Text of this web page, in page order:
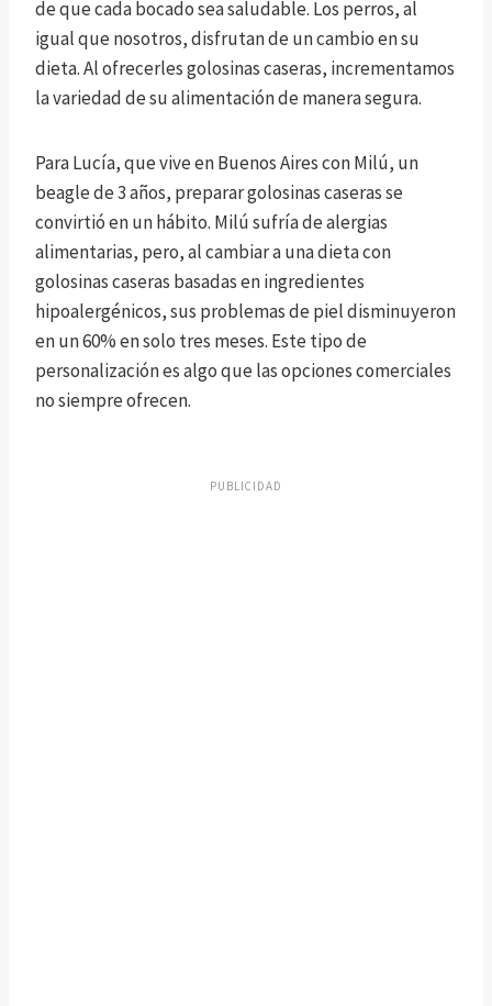
de que cada bocado sea saludable. Los perros, al
igual que nosotros, disfrutan de un cambio en su
dieta. Al ofrecerles golosinas caseras, incrementamos
la variedad de su alimentación de manera segura.
Para Lucía, que vive en Buenos Aires con Milú, un
beagle de 3 años, preparar golosinas caseras se
convirtió en un hábito. Milú sufría de alergias
alimentarias, pero, al cambiar a una dieta con
golosinas caseras basadas en ingredientes
hipoalergénicos, sus problemas de piel disminuyeron
en un 60% en solo tres meses. Este tipo de
personalización es algo que las opciones comerciales
no siempre ofrecen.
PUBLICIDAD